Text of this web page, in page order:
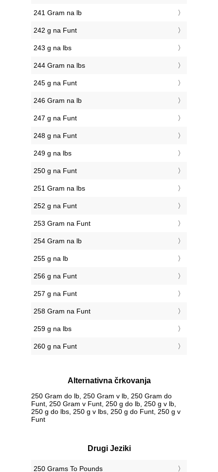
241 Gram na lb
242 g na Funt
243 g na lbs
244 Gram na lbs
245 g na Funt
246 Gram na lb
247 g na Funt
248 g na Funt
249 g na lbs
250 g na Funt
251 Gram na lbs
252 g na Funt
253 Gram na Funt
254 Gram na lb
255 g na lb
256 g na Funt
257 g na Funt
258 Gram na Funt
259 g na lbs
260 g na Funt
Alternativna črkovanja
250 Gram do lb, 250 Gram v lb, 250 Gram do
Funt, 250 Gram v Funt, 250 g do lb, 250 g v lb,
250 g do lbs, 250 g v lbs, 250 g do Funt, 250 g v
Funt
Drugi Jeziki
‎250 Grams To Pounds